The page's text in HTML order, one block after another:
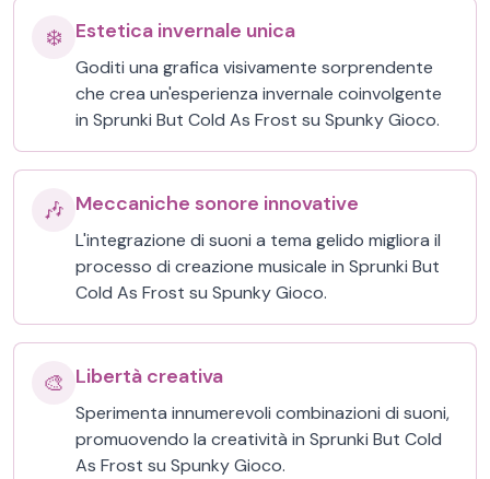
❄️ Estetica invernale unica
Goditi una grafica visivamente sorprendente
che crea un'esperienza invernale coinvolgente
in Sprunki But Cold As Frost su Spunky Gioco.
🎶 Meccaniche sonore innovative
L'integrazione di suoni a tema gelido migliora il
processo di creazione musicale in Sprunki But
Cold As Frost su Spunky Gioco.
🎨 Libertà creativa
Sperimenta innumerevoli combinazioni di suoni,
promuovendo la creatività in Sprunki But Cold
As Frost su Spunky Gioco.